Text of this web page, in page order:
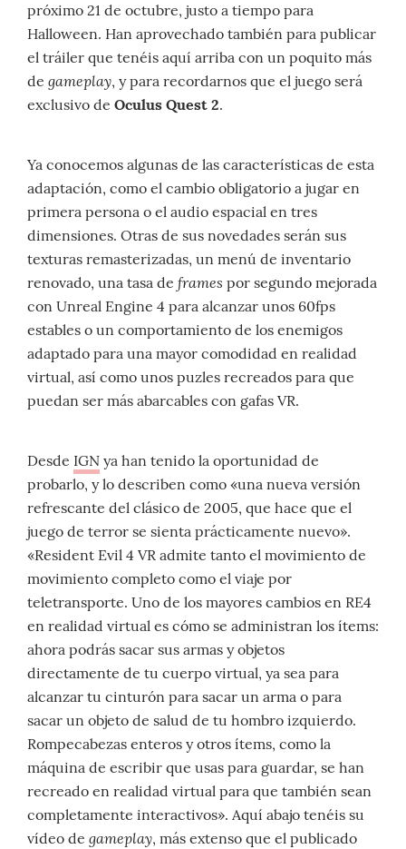
próximo 21 de octubre, justo a tiempo para
Halloween. Han aprovechado también para publicar
el tráiler que tenéis aquí arriba con un poquito más
de gameplay, y para recordarnos que el juego será
exclusivo de Oculus Quest 2.
Ya conocemos algunas de las características de esta
adaptación, como el cambio obligatorio a jugar en
primera persona o el audio espacial en tres
dimensiones. Otras de sus novedades serán sus
texturas remasterizadas, un menú de inventario
renovado, una tasa de frames por segundo mejorada
con Unreal Engine 4 para alcanzar unos 60fps
estables o un comportamiento de los enemigos
adaptado para una mayor comodidad en realidad
virtual, así como unos puzles recreados para que
puedan ser más abarcables con gafas VR.
Desde IGN ya han tenido la oportunidad de
probarlo, y lo describen como «una nueva versión
refrescante del clásico de 2005, que hace que el
juego de terror se sienta prácticamente nuevo».
«Resident Evil 4 VR admite tanto el movimiento de
movimiento completo como el viaje por
teletransporte. Uno de los mayores cambios en RE4
en realidad virtual es cómo se administran los ítems:
ahora podrás sacar sus armas y objetos
directamente de tu cuerpo virtual, ya sea para
alcanzar tu cinturón para sacar un arma o para
sacar un objeto de salud de tu hombro izquierdo.
Rompecabezas enteros y otros ítems, como la
máquina de escribir que usas para guardar, se han
recreado en realidad virtual para que también sean
completamente interactivos». Aquí abajo tenéis su
vídeo de gameplay, más extenso que el publicado